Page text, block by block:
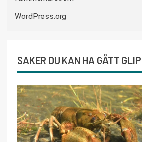
WordPress.org
SAKER DU KAN HA GÅTT